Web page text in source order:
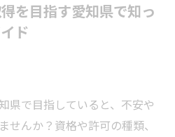
を目指す愛知県で知っ
ド
県で目指していると、不安や
せんか？資格や許可の種類、